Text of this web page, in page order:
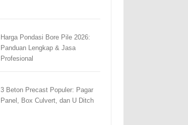
Harga Pondasi Bore Pile 2026:
Panduan Lengkap & Jasa
Profesional
3 Beton Precast Populer: Pagar
Panel, Box Culvert, dan U Ditch